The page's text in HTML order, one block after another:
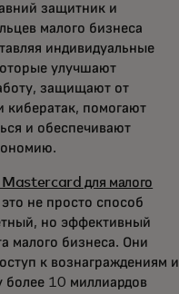
защитник и
малого бизнеса
индивидуальные
улучшают
защищают от
кибератак, помогают
и обеспечивают
Mastercard для малого
не просто способ
но эффективный
малого бизнеса. Они
к вознаграждениям и
более 10 миллиардов